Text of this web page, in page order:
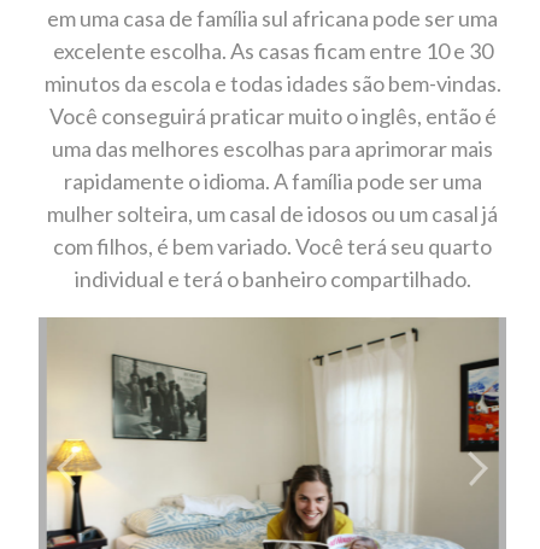
em uma casa de família sul africana pode ser uma
excelente escolha. As casas ficam entre 10 e 30
minutos da escola e todas idades são bem-vindas.
Você conseguirá praticar muito o inglês, então é
uma das melhores escolhas para aprimorar mais
rapidamente o idioma. A família pode ser uma
mulher solteira, um casal de idosos ou um casal já
com filhos, é bem variado. Você terá seu quarto
individual e terá o banheiro compartilhado.